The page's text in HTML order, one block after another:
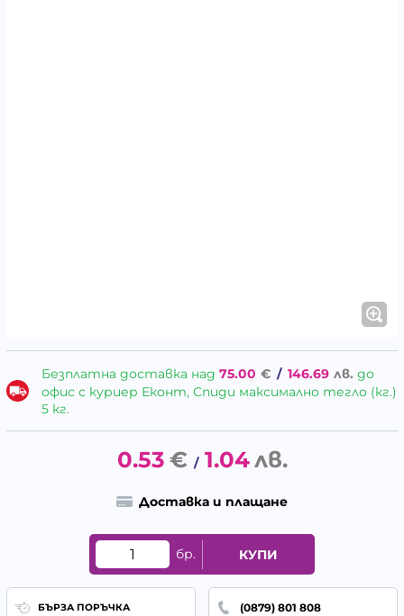
Безплатна доставка над 75.00 € / 146.69 лв. до
офис с куриер Еконт, Спиди максимално тегло (кг.)
5 кг.
0.53 € / 1.04лв.
Доставка и плащане
бр. КУПИ
БЪРЗА ПОРЪЧКА (0879) 801 808